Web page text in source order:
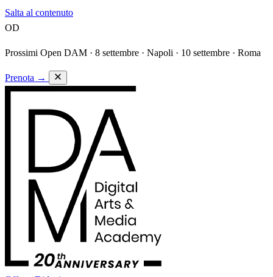
Salta al contenuto
OD
Prossimi Open DAM · 8 settembre · Napoli · 10 settembre · Roma
Prenota →